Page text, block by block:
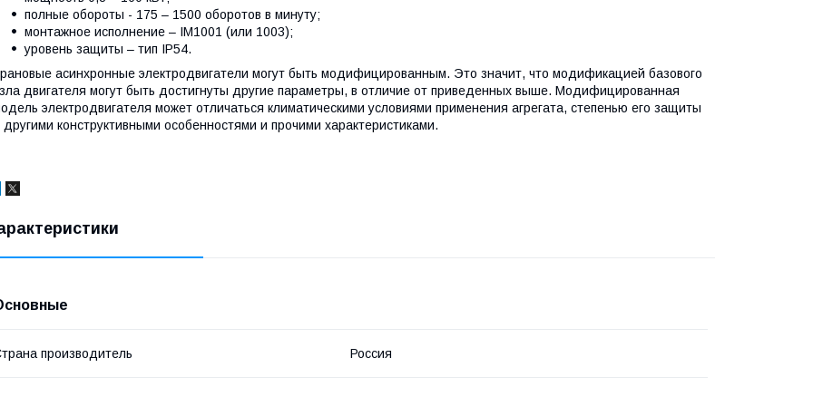
полные обороты - 175 – 1500 оборотов в минуту;
монтажное исполнение – ІМ1001 (или 1003);
уровень защиты – тип IP54.
асинхронные электродвигатели могут быть модифицированным. Это значит, что модификацией базового
двигателя могут быть достигнуты другие параметры, в отличие от приведенных выше. Модифицированная
электродвигателя может отличаться климатическими условиями применения агрегата, степенью его защиты
другими конструктивными особенностями и прочими характеристиками.
производитель Россия